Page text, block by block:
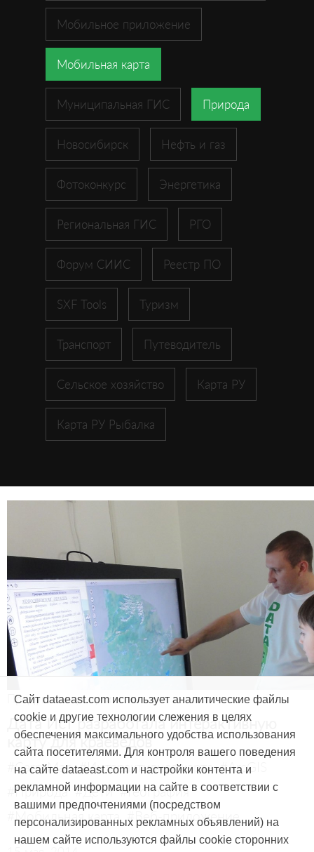
Мобильное приложение
Мобильная карта
Муниципальная ГИС Природа
Новосибирск Нефть и газ
Фотоконкурс Энергетика
Региональная ГИС РГО
Форум СИИС Реестр ПО
SXF Tools Туризм
Транспорт Путеводитель
Сельское хозяйство Карта РУ
Карта РУ Рыбалка
Продукты и услуги
Дата Ист разработала интерактивную
карту для краеведов
#CarryMap #Интерактивная карта #ArcGIS
#Природа #Дети #География
#Мобильная карта #Веб-приложение
Сайт dataeast.com использует аналитические файлы
cookie и другие технологии слежения в целях
обеспечения максимального удобства использования
сайта посетителями. Для контроля вашего поведения
на сайте dataeast.com и настройки контента и
рекламной информации на сайте в соответствии с
вашими предпочтениями (посредством
персонализированных рекламных объявлений) на
нашем сайте используются файлы cookie сторонних